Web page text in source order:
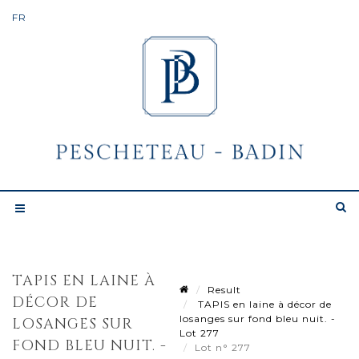
TAPIS EN LAINE À
DÉCOR DE
LOSANGES SUR
FOND BLEU NUIT. -
Result
TAPIS en laine à décor de
losanges sur fond bleu nuit. -
Lot 277
Lot n° 277